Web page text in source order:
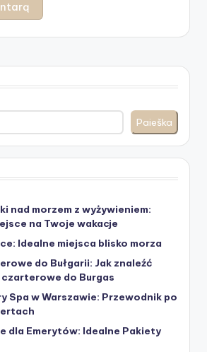
Paieška
nad morzem z wyżywieniem:
na Twoje wakacje
Idealne miejsca blisko morza
do Bułgarii: Jak znaleźć
do Burgas
Spa w Warszawie: Przewodnik po
dla Emerytów: Idealne Pakiety